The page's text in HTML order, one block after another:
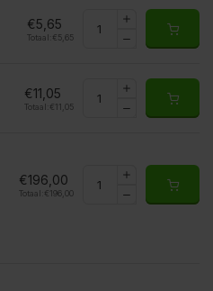
€5,65
Totaal: €5,65
€11,05
Totaal: €11,05
€196,00
Totaal: €196,00